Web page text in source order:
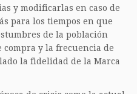
y modificarlas en caso de
para los tiempos en que
de la población
compra y la frecuencia de
la fidelidad de la Marca